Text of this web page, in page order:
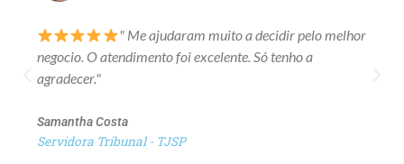
" Me ajudaram muito a decidir pelo melhor
negocio. O atendimento foi excelente. Só tenho a
agradecer."
Samantha Costa
Servidora Tribunal - TJSP